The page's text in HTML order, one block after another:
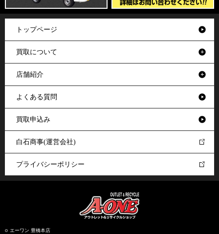
トップページ
買取について
店舗紹介
よくある質問
買取申込み
白石商事(運営会社)
プライバシーポリシー
エーワン 豊橋本店